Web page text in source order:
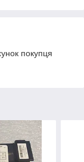
покупця